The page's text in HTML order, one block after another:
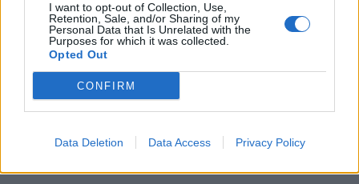
I want to opt-out of Collection, Use,
Retention, Sale, and/or Sharing of my
Personal Data that Is Unrelated with the
Purposes for which it was collected.
Opted Out
CONFIRM
Data Deletion Data Access Privacy Policy
Raktažodžiai los andželas
Komentarai
Rašyti komentarą